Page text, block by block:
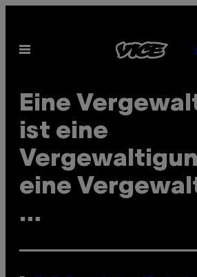
content
Open
Eine
ist eine
eine
…